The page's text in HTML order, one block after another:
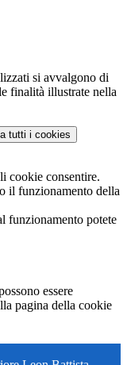
si avvalgono di
finalità illustrate nella
tutti i cookies
cookie consentire.
il funzionamento della
funzionamento potete
essere
pagina della cookie